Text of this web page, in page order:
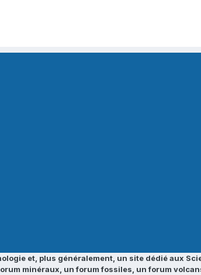
et, plus généralement, un site dédié aux
minéraux, un forum fossiles, un forum